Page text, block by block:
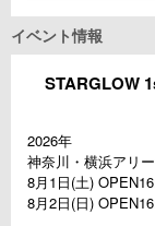
イベント情報
STARGLOW
2026年
神奈川・横浜アリ
8月1日(土)
8月2日(日)